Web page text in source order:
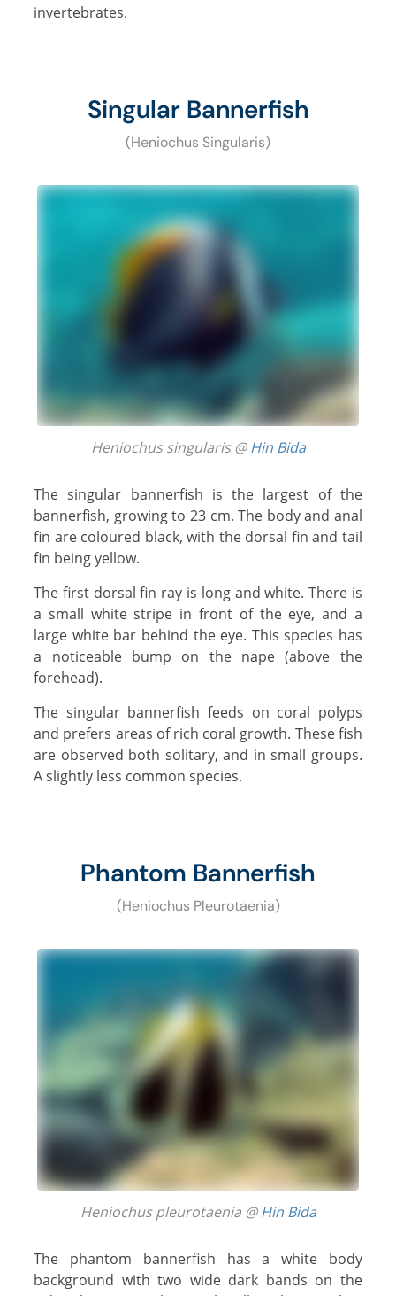
invertebrates.
Singular Bannerfish
(Heniochus Singularis)
Heniochus singularis @Hin Bida
The singular bannerfish is the largest of the
bannerfish, growing to 23 cm. The body and anal
fin are coloured black, with the dorsal fin and tail
fin being yellow.
The first dorsal fin ray is long and white. There is
a small white stripe in front of the eye, and a
large white bar behind the eye. This species has
a noticeable bump on the nape (above the
forehead).
The singular bannerfish feeds on coral polyps
and prefers areas of rich coral growth. These fish
are observed both solitary, and in small groups.
A slightly less common species.
Phantom Bannerfish
(Heniochus Pleurotaenia)
Heniochus pleurotaenia @Hin Bida
The phantom bannerfish has a white body
background with two wide dark bands on the